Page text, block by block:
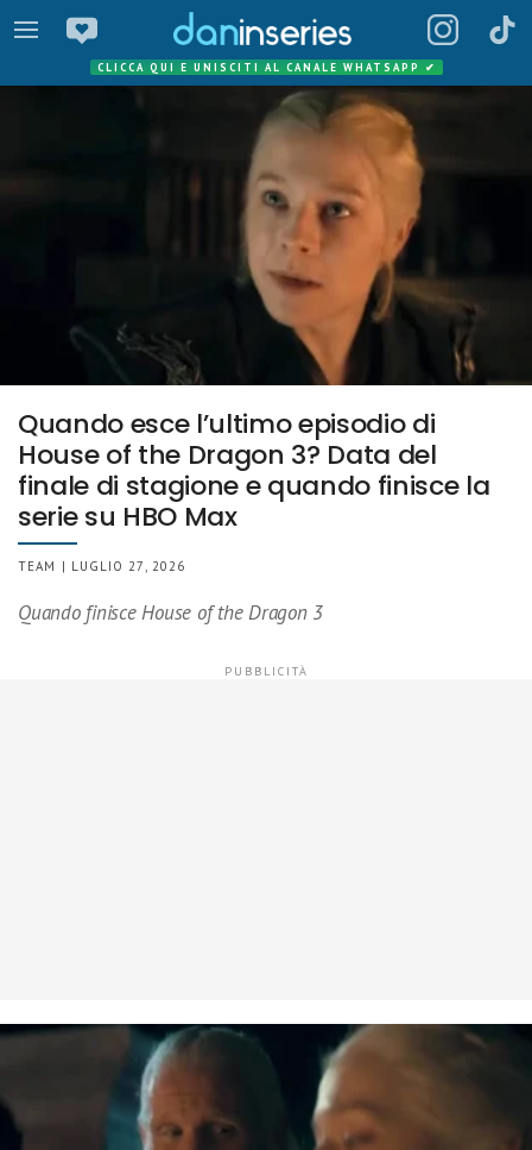
CLICCA QUI E UNISCITI AL CANALE WHATSAPP ✔
Quando esce l’ultimo episodio di
House of the Dragon 3? Data del
finale di stagione e quando finisce la
serie su HBO Max
TEAM | LUGLIO 27, 2026
Quando finisce House of the Dragon 3